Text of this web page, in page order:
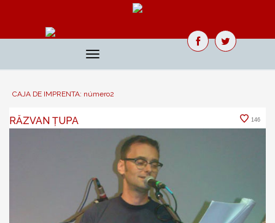
Toggle
navigation
CAJA DE IMPRENTA: número2
RĂZVAN ȚUPA 146